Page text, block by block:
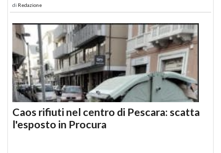
di Redazione
Caos rifiuti nel centro di Pescara: scatta
l'esposto in Procura